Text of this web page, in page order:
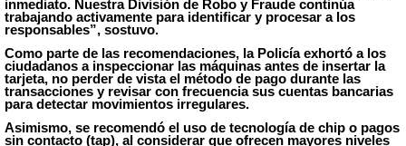
inmediato. Nuestra División de Robo y Fraude continúa
trabajando activamente para identificar y procesar a los
responsables”, sostuvo.
Como parte de las recomendaciones, la Policía exhortó a los
ciudadanos ainspeccionar las máquinas antes de insertar la
tarjeta, no perder de vista el método de pago durante las
transacciones y revisar con frecuencia sus cuentas bancarias
para detectar movimientos irregulares.
Asimismo, se recomendó el uso de tecnología de chip o pagos
sin contacto (tap), al considerar que ofrecen mayores niveles